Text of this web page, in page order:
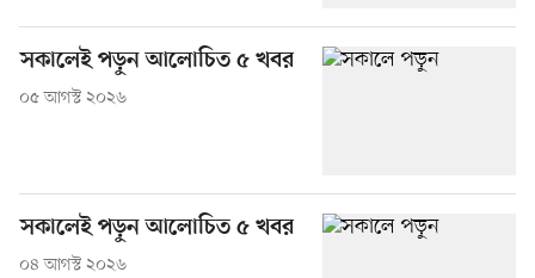
সকালেই পড়ুন আলোচিত ৫ খবর
০৫ আগস্ট ২০২৬
সকালেই পড়ুন আলোচিত ৫ খবর
০৪ আগস্ট ২০২৬